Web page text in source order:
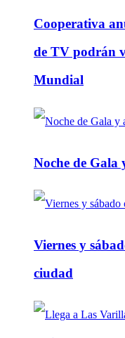
Cooperativa
de TV podrán
Mundial
Noche de Gala
Viernes y
ciudad